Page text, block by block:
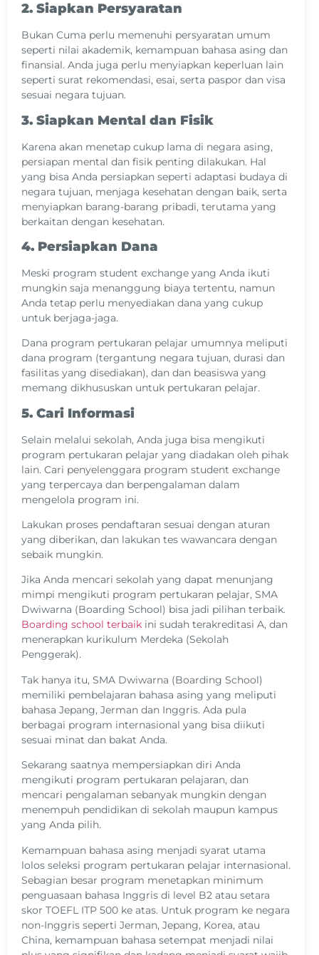
2. Siapkan Persyaratan
Bukan Cuma perlu memenuhi persyaratan umum
seperti nilai akademik, kemampuan bahasa asing dan
finansial. Anda juga perlu menyiapkan keperluan lain
seperti surat rekomendasi, esai, serta paspor dan visa
sesuai negara tujuan.
3. Siapkan Mental dan Fisik
Karena akan menetap cukup lama di negara asing,
persiapan mental dan fisik penting dilakukan. Hal
yang bisa Anda persiapkan seperti adaptasi budaya di
negara tujuan, menjaga kesehatan dengan baik, serta
menyiapkan barang-barang pribadi, terutama yang
berkaitan dengan kesehatan.
4. Persiapkan Dana
Meski program student exchange yang Anda ikuti
mungkin saja menanggung biaya tertentu, namun
Anda tetap perlu menyediakan dana yang cukup
untuk berjaga-jaga.
Dana program pertukaran pelajar umumnya meliputi
dana program (tergantung negara tujuan, durasi dan
fasilitas yang disediakan), dan dan beasiswa yang
memang dikhususkan untuk pertukaran pelajar.
5. Cari Informasi
Selain melalui sekolah, Anda juga bisa mengikuti
program pertukaran pelajar yang diadakan oleh pihak
lain. Cari penyelenggara program student exchange
yang terpercaya dan berpengalaman dalam
mengelola program ini.
Lakukan proses pendaftaran sesuai dengan aturan
yang diberikan, dan lakukan tes wawancara dengan
sebaik mungkin.
Jika Anda mencari sekolah yang dapat menunjang
mimpi mengikuti program pertukaran pelajar, SMA
Dwiwarna (Boarding School) bisa jadi pilihan terbaik.
Boarding school terbaik ini sudah terakreditasi A, dan
menerapkan kurikulum Merdeka (Sekolah
Penggerak).
Tak hanya itu, SMA Dwiwarna (Boarding School)
memiliki pembelajaran bahasa asing yang meliputi
bahasa Jepang, Jerman dan Inggris. Ada pula
berbagai program internasional yang bisa diikuti
sesuai minat dan bakat Anda.
Sekarang saatnya mempersiapkan diri Anda
mengikuti program pertukaran pelajaran, dan
mencari pengalaman sebanyak mungkin dengan
menempuh pendidikan di sekolah maupun kampus
yang Anda pilih.
Kemampuan bahasa asing menjadi syarat utama
lolos seleksi program pertukaran pelajar internasional.
Sebagian besar program menetapkan minimum
penguasaan bahasa Inggris di level B2 atau setara
skor TOEFL ITP 500 ke atas. Untuk program ke negara
non-Inggris seperti Jerman, Jepang, Korea, atau
China, kemampuan bahasa setempat menjadi nilai